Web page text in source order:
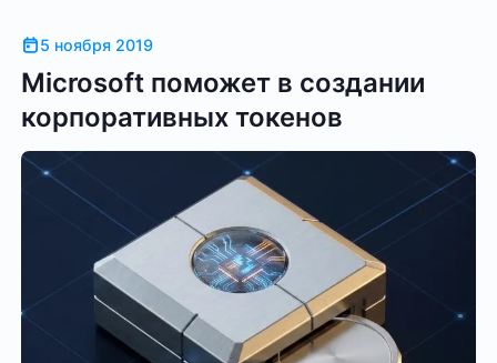
5 ноября 2019
Microsoft поможет в создании
корпоративных токенов